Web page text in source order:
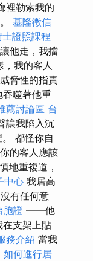
裡勒索我的
基隆徵信
證照課程
他走，我擋
我的客人
脅性的指責
噬著他重
薦討論區 台
讓我陷入沉
都怪你自
的客人應該
地重複道，
中心 我居高
有任何意
胞證 ——他
支架上貼
務介紹 當我
如何進行居